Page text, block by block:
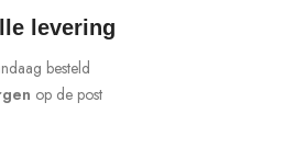
levering
besteld
op de post